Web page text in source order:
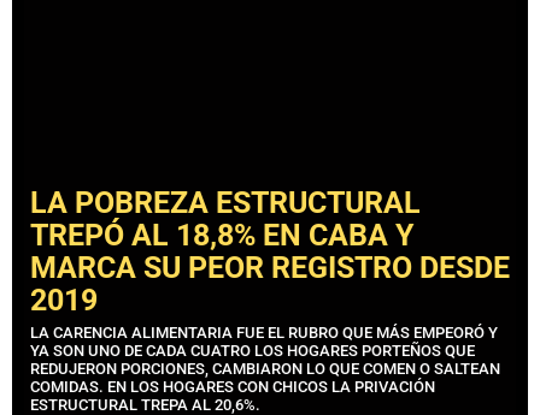
LA POBREZA ESTRUCTURAL
TREPÓ AL 18,8% EN CABA Y
MARCA SU PEOR REGISTRO DESDE
2019
LA CARENCIA ALIMENTARIA FUE EL RUBRO QUE MÁS EMPEORÓ Y
YA SON UNO DE CADA CUATRO LOS HOGARES PORTEÑOS QUE
REDUJERON PORCIONES, CAMBIARON LO QUE COMEN O SALTEAN
COMIDAS. EN LOS HOGARES CON CHICOS LA PRIVACIÓN
ESTRUCTURAL TREPA AL 20,6%.